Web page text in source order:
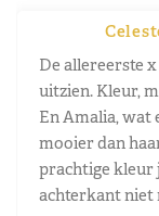
De allereerste
uitzien. Kleur,
En Amalia, wat
mooier dan
prachtige kleur
achterkant niet